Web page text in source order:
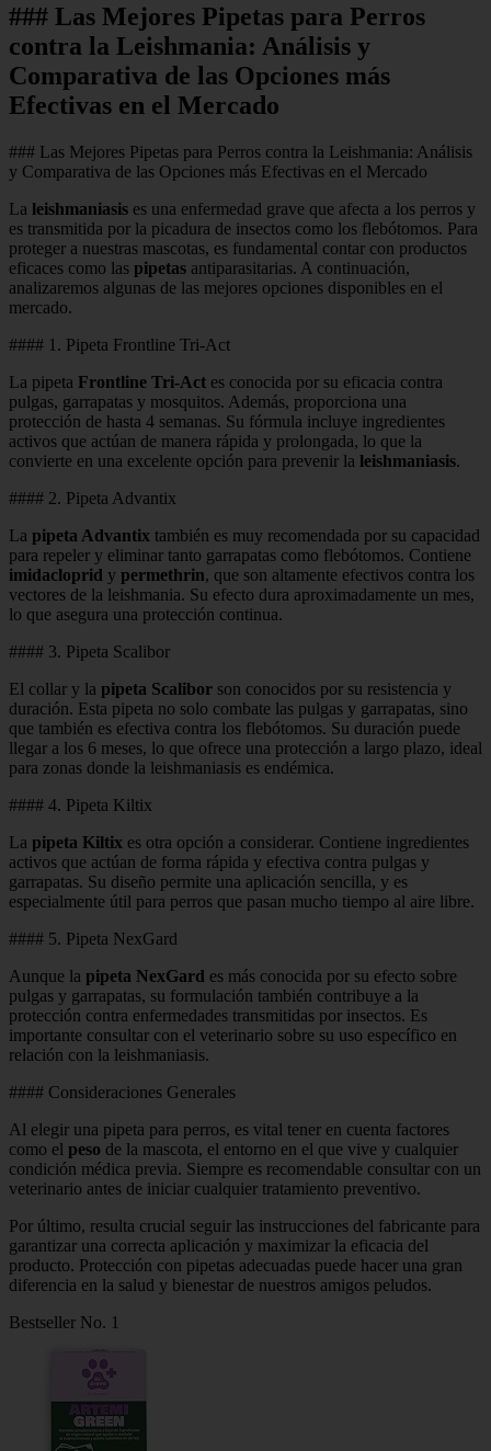
### Las Mejores Pipetas para Perros
contra la Leishmania: Análisis y
Comparativa de las Opciones más
Efectivas en el Mercado
### Las Mejores Pipetas para Perros contra la Leishmania: Análisis
y Comparativa de las Opciones más Efectivas en el Mercado
La leishmaniasis es una enfermedad grave que afecta a los perros y
es transmitida por la picadura de insectos como los flebótomos. Para
proteger a nuestras mascotas, es fundamental contar con productos
eficaces como las pipetas antiparasitarias. A continuación,
analizaremos algunas de las mejores opciones disponibles en el
mercado.
#### 1. Pipeta Frontline Tri-Act
La pipeta Frontline Tri-Act es conocida por su eficacia contra
pulgas, garrapatas y mosquitos. Además, proporciona una
protección de hasta 4 semanas. Su fórmula incluye ingredientes
activos que actúan de manera rápida y prolongada, lo que la
convierte en una excelente opción para prevenir la leishmaniasis.
#### 2. Pipeta Advantix
La pipeta Advantix también es muy recomendada por su capacidad
para repeler y eliminar tanto garrapatas como flebótomos. Contiene
imidacloprid y permethrin, que son altamente efectivos contra los
vectores de la leishmania. Su efecto dura aproximadamente un mes,
lo que asegura una protección continua.
#### 3. Pipeta Scalibor
El collar y la pipeta Scalibor son conocidos por su resistencia y
duración. Esta pipeta no solo combate las pulgas y garrapatas, sino
que también es efectiva contra los flebótomos. Su duración puede
llegar a los 6 meses, lo que ofrece una protección a largo plazo, ideal
para zonas donde la leishmaniasis es endémica.
#### 4. Pipeta Kiltix
La pipeta Kiltix es otra opción a considerar. Contiene ingredientes
activos que actúan de forma rápida y efectiva contra pulgas y
garrapatas. Su diseño permite una aplicación sencilla, y es
especialmente útil para perros que pasan mucho tiempo al aire libre.
#### 5. Pipeta NexGard
Aunque la pipeta NexGard es más conocida por su efecto sobre
pulgas y garrapatas, su formulación también contribuye a la
protección contra enfermedades transmitidas por insectos. Es
importante consultar con el veterinario sobre su uso específico en
relación con la leishmaniasis.
#### Consideraciones Generales
Al elegir una pipeta para perros, es vital tener en cuenta factores
como el peso de la mascota, el entorno en el que vive y cualquier
condición médica previa. Siempre es recomendable consultar con un
veterinario antes de iniciar cualquier tratamiento preventivo.
Por último, resulta crucial seguir las instrucciones del fabricante para
garantizar una correcta aplicación y maximizar la eficacia del
producto. Protección con pipetas adecuadas puede hacer una gran
diferencia en la salud y bienestar de nuestros amigos peludos.
Bestseller No. 1